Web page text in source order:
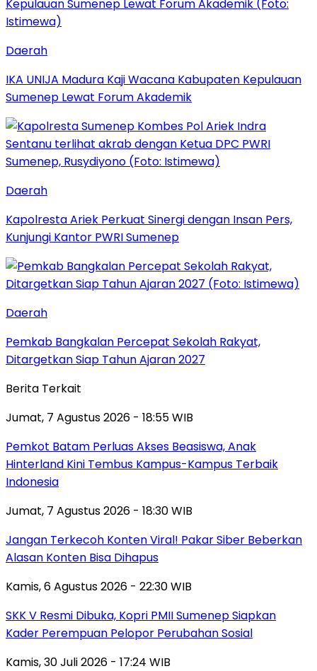
Daerah
IKA UNIJA Madura Kaji Wacana Kabupaten Kepulauan
Sumenep Lewat Forum Akademik
Daerah
Kapolresta Ariek Perkuat Sinergi dengan Insan Pers,
Kunjungi Kantor PWRI Sumenep
Daerah
Pemkab Bangkalan Percepat Sekolah Rakyat,
Ditargetkan Siap Tahun Ajaran 2027
Berita Terkait
Jumat, 7 Agustus 2026 - 18:55 WIB
Pemkot Batam Perluas Akses Beasiswa, Anak
Hinterland Kini Tembus Kampus-Kampus Terbaik
Indonesia
Jumat, 7 Agustus 2026 - 18:30 WIB
Jangan Terkecoh Konten Viral! Pakar Siber Beberkan
Alasan Konten Bisa Dihapus
Kamis, 6 Agustus 2026 - 22:30 WIB
SKK V Resmi Dibuka, Kopri PMII Sumenep Siapkan
Kader Perempuan Pelopor Perubahan Sosial
Kamis, 30 Juli 2026 - 17:24 WIB